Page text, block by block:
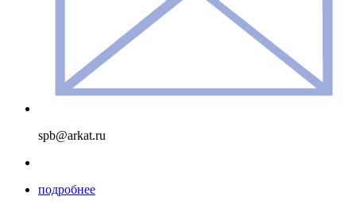
spb@arkat.ru
подробнее